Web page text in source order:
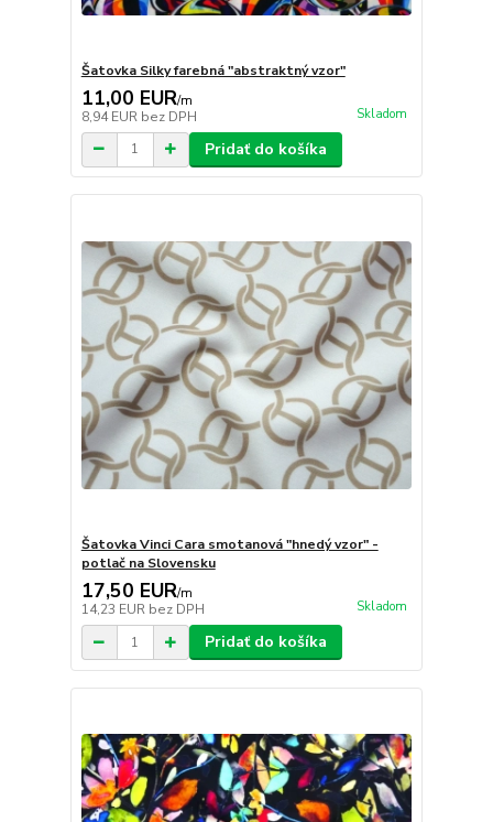
Šatovka Silky farebná "abstraktný vzor"
11,00 EUR/m
8,94 EUR bez DPH Skladom
Pridať do košíka
Šatovka Vinci Cara smotanová "hnedý vzor" -
potlač na Slovensku
17,50 EUR/m
14,23 EUR bez DPH Skladom
Pridať do košíka